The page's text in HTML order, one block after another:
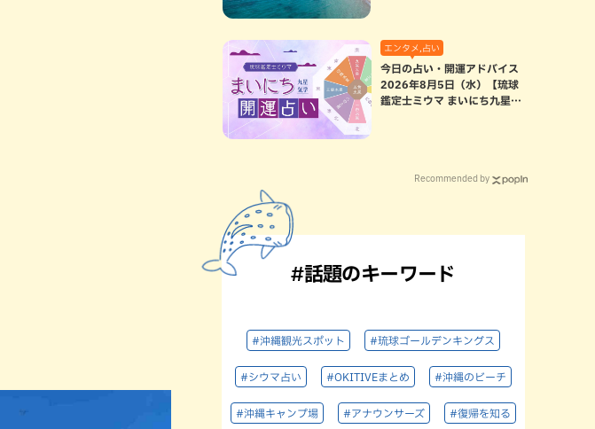
エンタメ,占い
今日の占い・開運アドバイス
2026年8月5日（水）【琉球
鑑定士ミウマ まいにち九星気
Recommended by
#話題のキーワード
#沖縄観光スポット #琉球ゴールデンキングス
#シウマ占い #OKITIVEまとめ #沖縄のビーチ
#沖縄キャンプ場 #アナウンサーズ #復帰を知る